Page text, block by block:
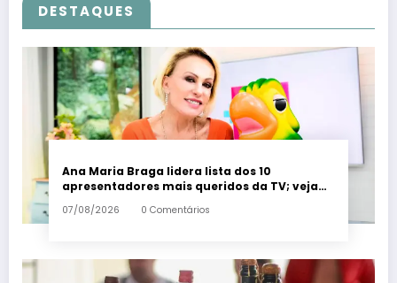
DESTAQUES
Ana Maria Braga lidera lista dos 10
apresentadores mais queridos da TV; veja
ranking – Em Dia ES
07/08/2026 0 Comentários